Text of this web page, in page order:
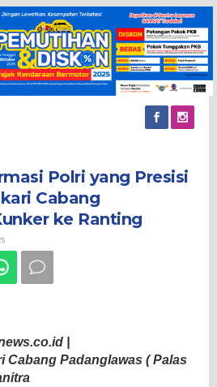
Polri yang Presisi
Cabang
ke Ranting
|
Cabang Padanglawas ( Palas